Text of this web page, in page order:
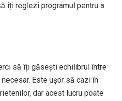
îți reglezi programul pentru a
să îți găsești echilibrul între
Este ușor să cazi în
dar acest lucru poate